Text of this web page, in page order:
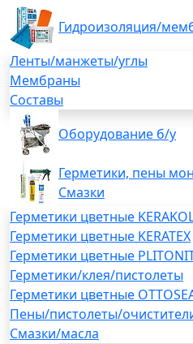
Гидроизоляция/
Ленты/манжеты/углы
Мембраны
Составы
Оборудование б/у
Герметики, пены
Смазки
Герметики цветные
Герметики цветные KERATEX
Герметики цветные
Герметики/клея/пистолеты
Герметики цветные
Пены/пистолеты/
Смазки/масла